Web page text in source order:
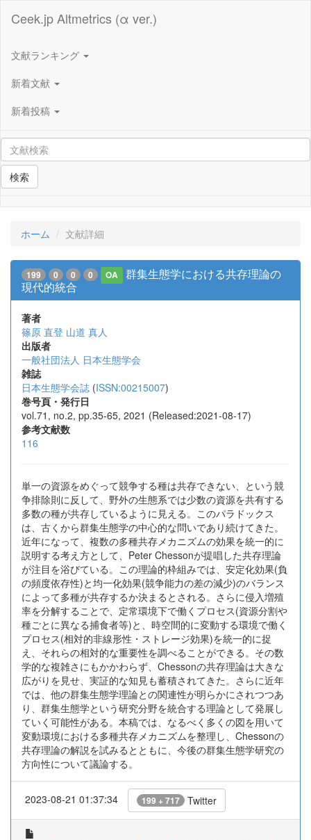
Ceek.jp Altmetrics (α ver.)
文献ランキング
新着文献
新着投稿
検索
ホーム 文献詳細
199 0 0 0 OA
群集生態学における共存理論の
現代的統合
著者
篠原 直登 山道 真人
出版者
一般社団法人 日本生態学会
雑誌
日本生態学会誌 (ISSN:00215007)
巻号頁・発行日
vol.71, no.2, pp.35-65, 2021 (Released:2021-08-17)
参考文献数
116
単一の資源をめぐって競争する種は共存できない、という競
争排除則に反して、野外の生態系では少数の資源を共有する
多数の種が共存しているように見える。このパラドックス
は、古くから群集生態学の中心的な問いであり続けてきた。
近年になって、複数の多種共存メカニズムの効果を統一的に
説明する考え方として、Peter Chessonが提唱した共存理論
が注目を浴びている。この理論的枠組みでは、安定化効果(負
の頻度依存性)と均一化効果(競争能力の差の減少)のバランス
によって多種が共存するか決まるとされる。さらに侵入増殖
率を分解することで、定常環境下で働くプロセス(資源分割や
種ごとに異なる捕食者等)と、時空間的に変動する環境で働く
プロセス(相対的非線形性・ストレージ効果)を統一的に捉
え、それらの相対的な重要性を調べることができる。その数
学的な複雑さにもかかわらず、Chessonの共存理論は大きな
広がりを見せ、実証的な知見も蓄積されてきた。さらに近年
では、他の群集生態学理論との関連性が明らかにされつつあ
り、群集生態学という研究分野を統合する理論として発展し
ていく可能性がある。本稿では、なるべく多くの図を用いて
変動環境における多種共存メカニズムを整理し、Chessonの
共存理論の解説を試みるとともに、今後の群集生態学研究の
方向性について議論する。
2023-08-21 01:37:34 199 + 717 Twitter